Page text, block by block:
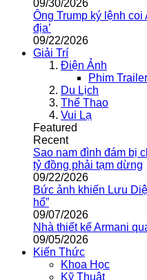
09/30/2026
Ông Trump ký lệnh coi
địa’
09/22/2026
Giải Trí
Điện Ảnh
Phim
Du Lịch
Thể Thao
Vui Lạ
Featured
Recent
Sao nam đình đám bị
tỷ đồng phải tạm dừng
09/22/2026
Bức ảnh khiến Lưu
hổ”
09/07/2026
Nhà thiết kế Armani
09/05/2026
Kiến Thức
Khoa Học
Kỹ Thuật